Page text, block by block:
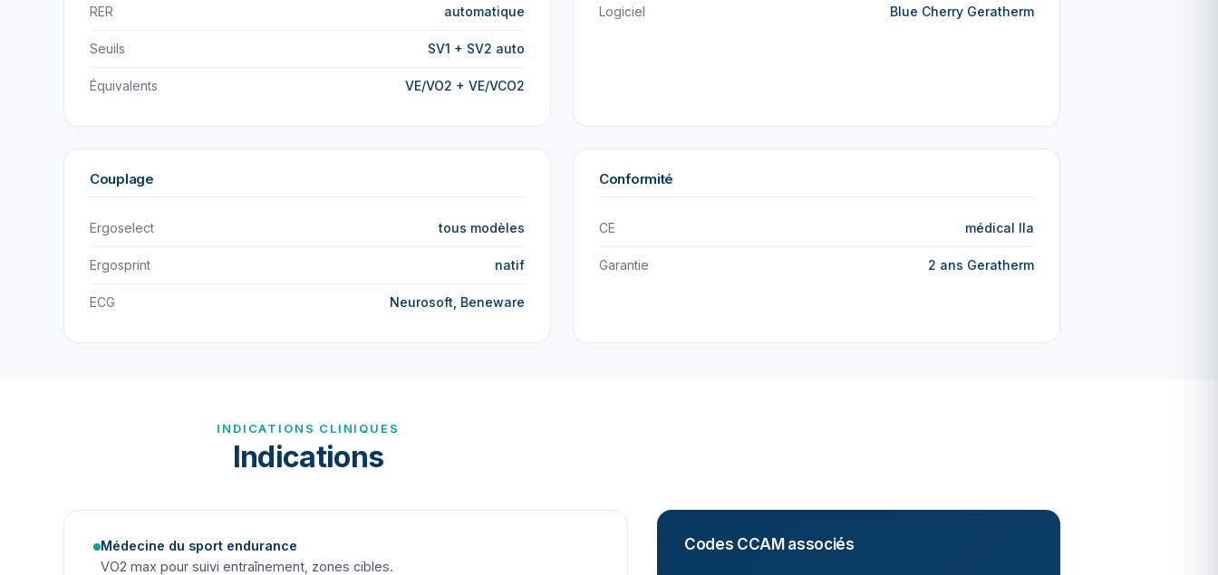
RER automatique
Seuils SV1 + SV2 auto
Équivalents VE/VO2 + VE/VCO2
Logiciel Blue Cherry Geratherm
Couplage
Ergoselect tous modèles
Ergosprint natif
ECG Neurosoft, Beneware
Conformité
CE médical IIa
Garantie 2 ans Geratherm
INDICATIONS CLINIQUES
Indications
Médecine du sport endurance
VO2 max pour suivi entraînement, zones cibles.
Codes CCAM associés